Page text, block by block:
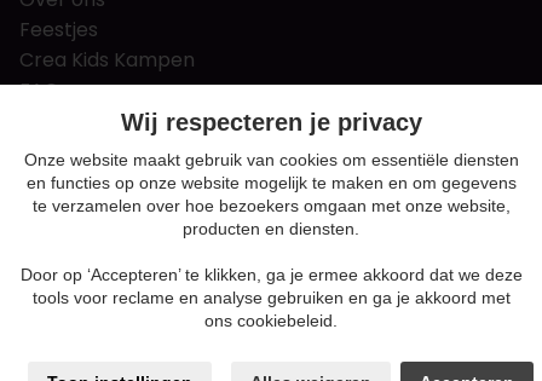
Feestjes
Crea Kids Kampen
FAQ
Tips & tricks
Contact
Nieuws & Vacatures
Algemene voorwaarden
Privacy en cookie policy
Sitemap
Wij respecteren je privacy
Onze website maakt gebruik van cookies om essentiële diensten
en functies op onze website mogelijk te maken en om gegevens
te verzamelen over hoe bezoekers omgaan met onze website,
producten en diensten.
Door op ‘Accepteren’ te klikken, ga je ermee akkoord dat we deze
tools voor reclame en analyse gebruiken en ga je akkoord met
ons cookiebeleid.